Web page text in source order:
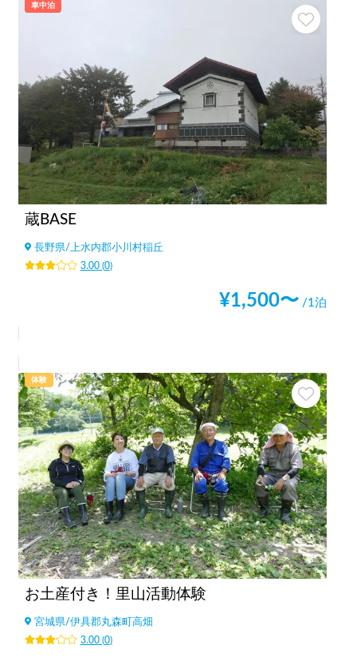
車中泊
蔵BASE
長野県/ 上水内郡小川村稲丘
3.00(0)
¥1,500〜 /1泊
体験
お土産付き！里山活動体験
宮城県/伊具郡丸森町高畑
3.00(0)